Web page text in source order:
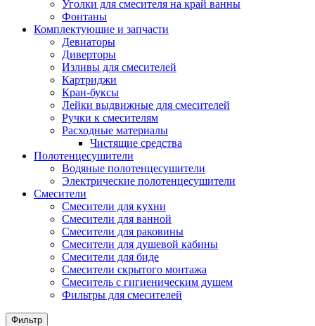
Уголки для смесителя на край ванны
Фонтаны
Комплектующие и запчасти
Девиаторы
Диверторы
Изливы для смесителей
Картриджи
Кран-буксы
Лейки выдвижные для смесителей
Ручки к смесителям
Расходные материалы
Чистящие средства
Полотенцесушители
Водяные полотенцесушители
Электрические полотенцесушители
Смесители
Смесители для кухни
Смесители для ванной
Смесители для раковины
Смесители для душевой кабины
Смесители для биде
Смесители скрытого монтажа
Смеситель с гигиеническим душем
Фильтры для смесителей
Фильтр